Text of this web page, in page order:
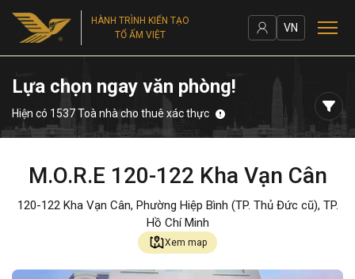
HÀNH TRÌNH KIẾN TẠO
TỔ ẤM VIỆT
VN
Lựa chọn ngay văn phòng!
Hiện có 1537 Toà nhà cho thuê xác thực
M.O.R.E 120-122 Kha Vạn Cân
120-122 Kha Vạn Cân, Phường Hiệp Bình (TP. Thủ Đức cũ), TP.
Hồ Chí Minh
Xem map